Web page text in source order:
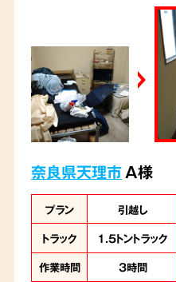
奈良県天理市A様
プラン 引越し
トラック
1.5トントラック
作業時間
3時間